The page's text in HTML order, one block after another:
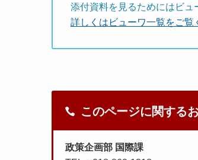
添付資料を見るためにはビュ
詳しくはビューワ一覧をご覧
このページに関する
政策企画部 国際課